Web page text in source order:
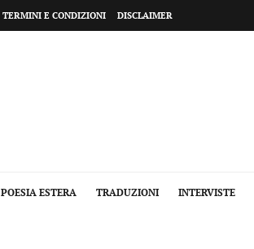
TERMINI E CONDIZIONI DISCLAIMER
POESIA ESTERA TRADUZIONI INTERVISTE